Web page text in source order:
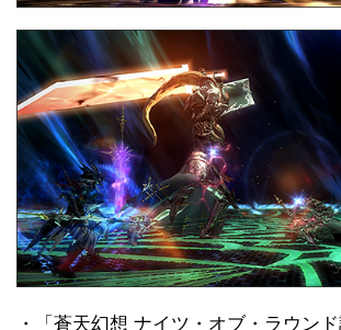
・「蒼天幻想 ナイツ・オブ・ラウン